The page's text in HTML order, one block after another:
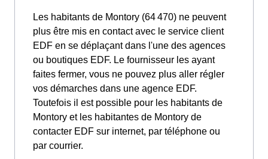
Les habitants de Montory (64 470) ne peuvent
plus être mis en contact avec le service client
EDF en se déplaçant dans l'une des agences
ou boutiques EDF. Le fournisseur les ayant
faites fermer, vous ne pouvez plus aller régler
vos démarches dans une agence EDF.
Toutefois il est possible pour les habitants de
Montory et les habitantes de Montory de
contacter EDF sur internet, par téléphone ou
par courrier.